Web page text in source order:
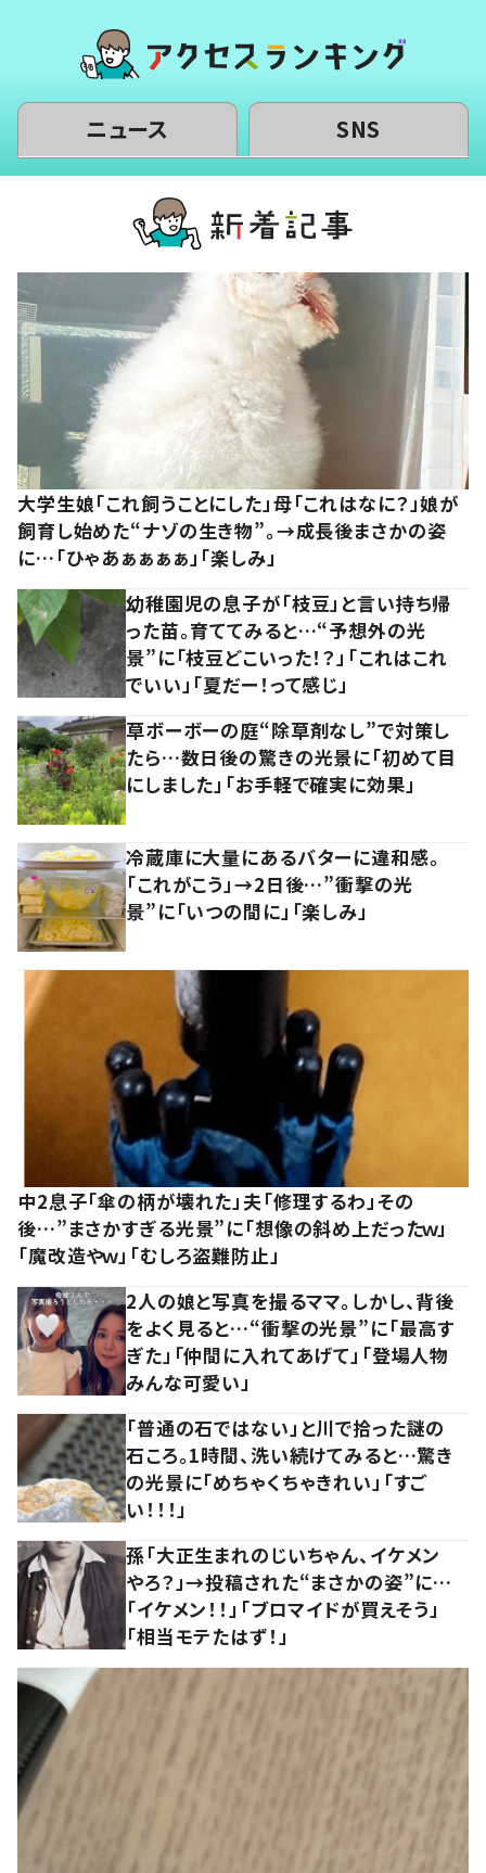
ニュース SNS
大学生娘「これ飼うことにした」母「これはなに？」娘が
飼育し始めた“ナゾの生き物”。→成長後まさかの姿
に…「ひゃあぁぁぁぁ」「楽しみ」
幼稚園児の息子が「枝豆」と言い持ち帰
った苗。育ててみると…“予想外の光
景”に「枝豆どこいった！？」「これはこれ
でいい」「夏だー！って感じ」
草ボーボーの庭“除草剤なし”で対策し
たら…数日後の驚きの光景に「初めて目
にしました」「お手軽で確実に効果」
冷蔵庫に大量にあるバターに違和感。
「これがこう」→2日後…”衝撃の光
景”に「いつの間に」「楽しみ」
中2息子「傘の柄が壊れた」夫「修理するわ」その
後…”まさかすぎる光景”に「想像の斜め上だったｗ」
「魔改造やｗ」「むしろ盗難防止」
2人の娘と写真を撮るママ。しかし、背後
をよく見ると…“衝撃の光景”に「最高す
ぎた」「仲間に入れてあげて」「登場人物
みんな可愛い」
「普通の石ではない」と川で拾った謎の
石ころ。1時間、洗い続けてみると…驚き
の光景に「めちゃくちゃきれい」「すご
い！！！」
孫「大正生まれのじいちゃん、イケメン
やろ？」→投稿された“まさかの姿”に…
「イケメン！！」「ブロマイドが買えそう」
「相当モテたはず！」